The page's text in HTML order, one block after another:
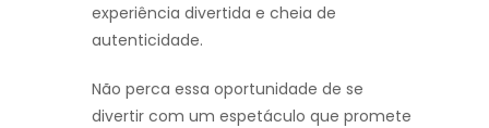
experiência divertida e cheia de
autenticidade.
Não perca essa oportunidade de se
divertir com um espetáculo que promete